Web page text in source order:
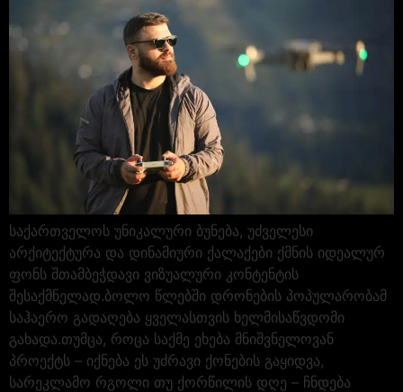
საქართველოს უნიკალური ბუნება, უძველესი
არქიტექტურა და დინამიური ქალაქები ქმნის იდეალურ
ფონს შთამბეჭდავი ვიზუალური კონტენტის
შესაქმნელად.ბოლო წლებში დრონების პოპულარობამ
საჰაერო გადაღება ყველასთვის ხელმისაწვდომი
გახადა.თუმცა, როცა საქმე ეხება მნიშვნელოვან
პროექტს – იქნება ეს უძრავი ქონების გაყიდვა,
სარეკლამო რგოლი თუ ქორწილის დღე – ჩნდება